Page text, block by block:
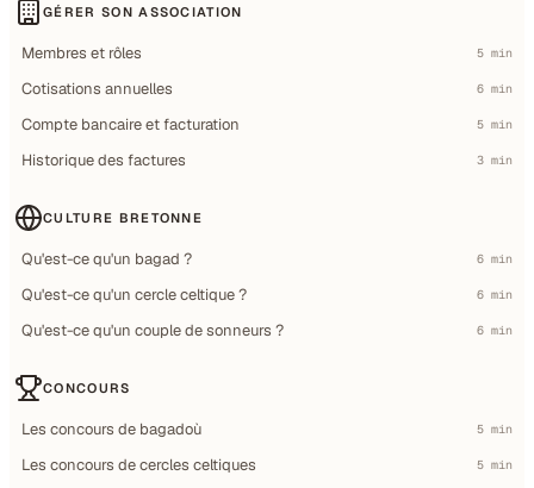
GÉRER SON ASSOCIATION
Membres et rôles 5 min
Cotisations annuelles 6 min
Compte bancaire et facturation 5 min
Historique des factures 3 min
CULTURE BRETONNE
Qu'est-ce qu'un bagad ? 6 min
Qu'est-ce qu'un cercle celtique ? 6 min
Qu'est-ce qu'un couple de sonneurs ? 6 min
CONCOURS
Les concours de bagadoù 5 min
Les concours de cercles celtiques 5 min